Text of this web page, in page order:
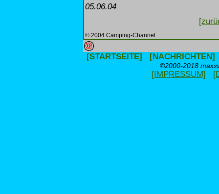
05.06.04
© 2004 Camping-Channel
[STARTSEITE] [NACHRICHTEN]
©2000-2018
[IMPRESSUM]